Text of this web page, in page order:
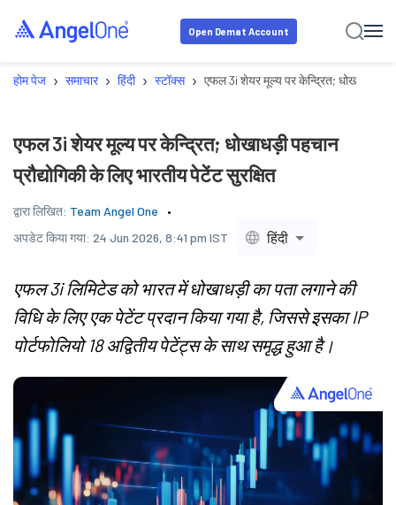
Open Demat Account
होम पेज › समाचार › हिंदी › स्टॉक्स › एफल 3i शेयर मूल्य पर केन्द्रित; धोखाधड़ी
एफल 3i शेयर मूल्य पर केन्द्रित; धोखाधड़ी पहचान
प्रौद्योगिकी के लिए भारतीय पेटेंट सुरक्षित
द्वारा लिखित: Team Angel One
अपडेट किया गया: 24 Jun 2026, 8:41 pm IST हिंदी
एफल 3i लिमिटेड को भारत में धोखाधड़ी का पता लगाने की
विधि के लिए एक पेटेंट प्रदान किया गया है, जिससे इसका IP
पोर्टफोलियो 18 अद्वितीय पेटेंट्स के साथ समृद्ध हुआ है।